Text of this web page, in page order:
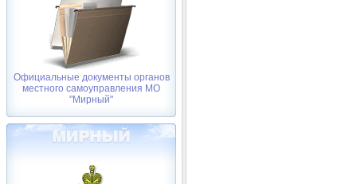
Официальные документы органов
местного самоуправления МО
"Мирный"